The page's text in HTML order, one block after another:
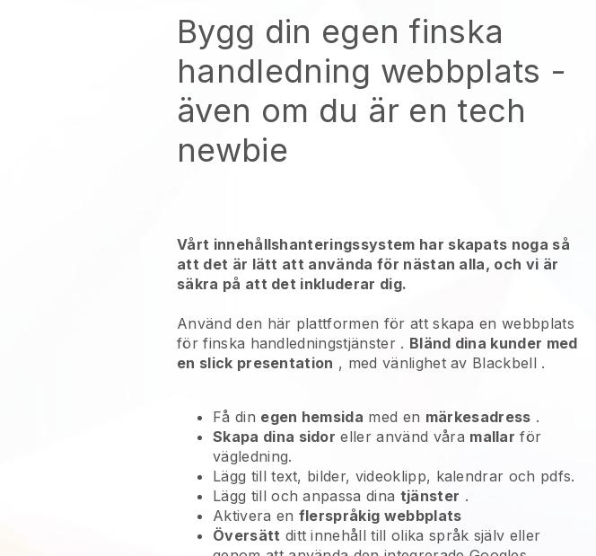
Bygg din egen finska
handledning webbplats -
även om du är en tech
newbie
Vårt innehållshanteringssystem har skapats noga så
att det är lätt att använda för nästan alla, och vi är
säkra på att det inkluderar dig.
Använd den här plattformen för att skapa en webbplats
förfinska handledningstjänster. Bländ dina kunder med
en slick presentation , med vänlighet av Blackbell .
Få din egen hemsida med en märkesadress .
Skapa dina sidor eller använd våra mallar för
vägledning.
Lägg till text, bilder, videoklipp, kalendrar och pdfs.
Lägg till och anpassa dina tjänster .
Aktivera en flerspråkig webbplats
Översätt ditt innehåll till olika språk själv eller